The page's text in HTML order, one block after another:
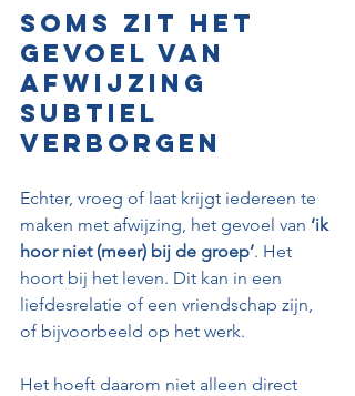
Soms zit het
gevoel van
afwijzing
subtiel
verborgen
Echter, vroeg of laat krijgt iedereen te
maken met afwijzing, het gevoel van ‘ik
hoor niet (meer) bij de groep’. Het
hoort bij het leven. Dit kan in een
liefdesrelatie of een vriendschap zijn,
of bijvoorbeeld op het werk.
Het hoeft daarom niet alleen direct